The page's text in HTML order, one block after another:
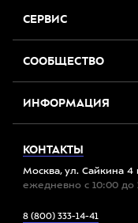
СЕРВИС
СООБЩЕСТВО
ИНФОРМАЦИЯ
КОНТАКТЫ
Москва, ул. Сайкина 4
ежедневно с 10:00 до
8 (800) 333-14-41